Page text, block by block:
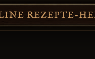
REZEPTE-